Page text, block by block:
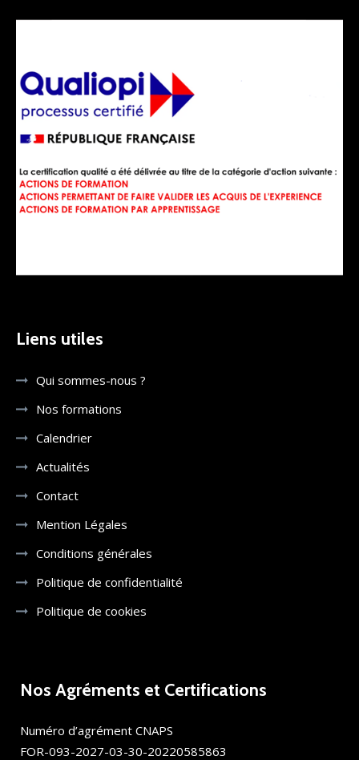
Liens utiles
Qui sommes-nous ?
Nos formations
Calendrier
Actualités
Contact
Mention Légales
Conditions générales
Politique de confidentialité
Politique de cookies
Nos Agréments et Certifications
Numéro d’agrément CNAPS
FOR-093-2027-03-30-20220585863